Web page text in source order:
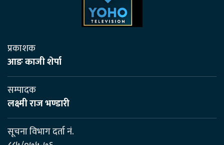
प्रकाशक
आङ काजी शेर्पा
सम्पादक
लक्ष्मी राज भण्डारी
सूचना विभाग दर्ता नं.